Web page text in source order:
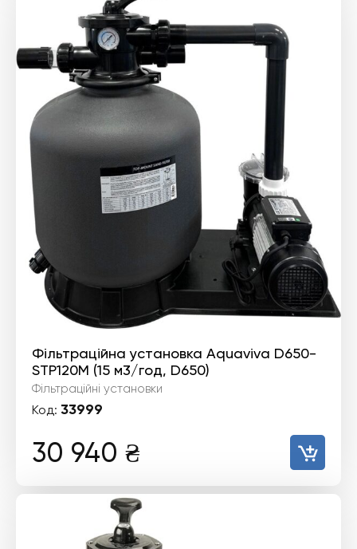
Фільтраційна установка Aquaviva D650-
STP120M (15 м3/год, D650)
Фільтраційні установки
Код: 33999
30 940 ₴